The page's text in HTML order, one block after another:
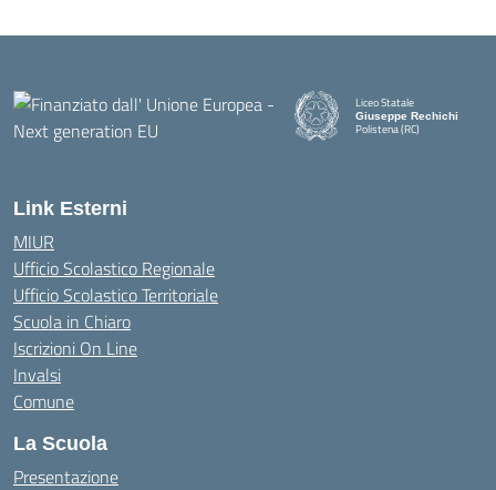
Liceo Statale
Giuseppe Rechichi
Polistena (RC)
Link Esterni
MIUR
Ufficio Scolastico Regionale
Ufficio Scolastico Territoriale
Scuola in Chiaro
Iscrizioni On Line
Invalsi
Comune
La Scuola
Presentazione